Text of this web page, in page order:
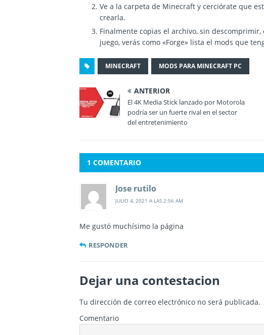
Ve a la carpeta de Minecraft y cerciórate que
crearla.
Finalmente copias el archivo, sin
juego, verás como «Forge» lista el mods que
MINECRAFT MODS PARA MINECRAFT PC
ANTERIOR
El 4K Media Stick lanzado por Motorola
podría ser un fuerte rival en el sector
del entretenimiento
1 COMENTARIO
Jose rutilo
JULIO 4, 2021 A LAS 2:56 AM
Me gustó muchísimo la página
RESPONDER
Dejar una contestacion
Tu dirección de correo electrónico no será publicada.
Comentario